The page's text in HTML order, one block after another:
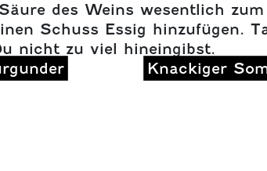
des Weins wesentlich
Schuss Essig hinzufügen.
nicht zu viel hineingibst.
Knackiger